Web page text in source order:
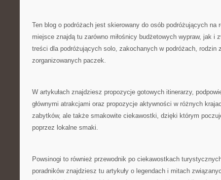
Ten blog o podróżach jest skierowany do osób podróżujących na
miejsce znajdą tu zarówno miłośnicy budżetowych wypraw, jak i
treści dla podróżujących solo, zakochanych w podróżach, rodzin
zorganizowanych paczek.
W artykułach znajdziesz propozycje gotowych itinerarzy,
głównymi atrakcjami oraz propozycje aktywności w różnych
zabytków, ale także smakowite ciekawostki, dzięki którym
poprzez lokalne smaki.
Powsinogi to również przewodnik po ciekawostkach
poradników znajdziesz tu artykuły o legendach i mitach